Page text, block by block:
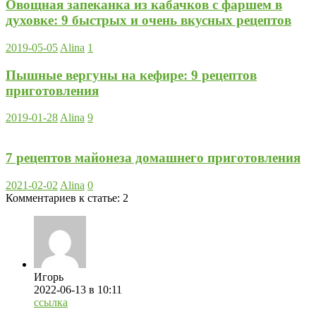
Овощная запеканка из кабачков с фаршем в
духовке: 9 быстрых и очень вкусных рецептов
2019-05-05 Alina 1
Пышные вергуны на кефире: 9 рецептов
приготовления
2019-01-28 Alina 9
7 рецептов майонеза домашнего приготовления
2021-02-02 Alina 0
Комментариев к статье: 2
Игорь
2022-06-13 в 10:11
ссылка